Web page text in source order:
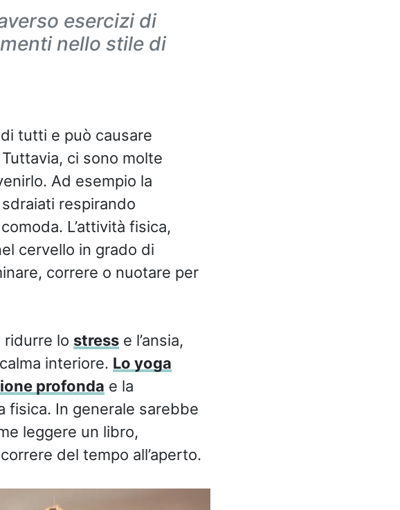
esercizi di
nello stile di
tutti e può causare
ci sono molte
Ad esempio la
respirando
L’attività fisica,
cervello in grado di
correre o nuotare per
ridurre lo stresse l’ansia,
interiore. Lo yoga
profonda e la
fisica. In generale sarebbe
leggere un libro,
del tempo all’aperto.